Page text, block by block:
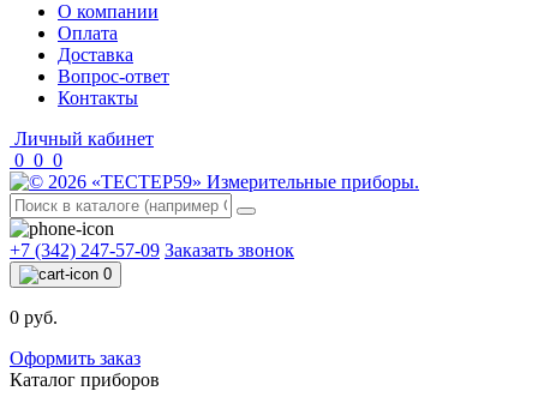
О компании
Оплата
Доставка
Вопрос-ответ
Контакты
Личный кабинет
0 0 0
+7 (342) 247-57-09 Заказать звонок
0
0 руб.
Оформить заказ
Каталог приборов